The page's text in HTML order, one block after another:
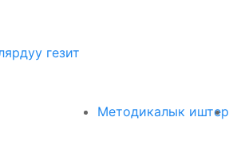
гезит
Методикалык иштер